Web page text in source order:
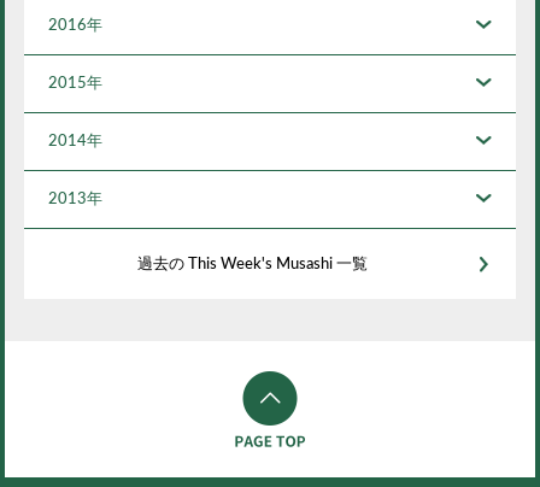
2016年
2015年
2014年
2013年
過去の This Week's Musashi 一覧